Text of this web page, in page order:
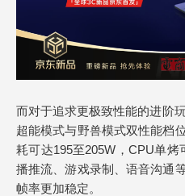
而对于追求更极致性能的进阶
超能模式与野兽模式双性能档
耗可达195至205W，CPU单
播推流、游戏录制、语音沟通
帧率更加稳定。